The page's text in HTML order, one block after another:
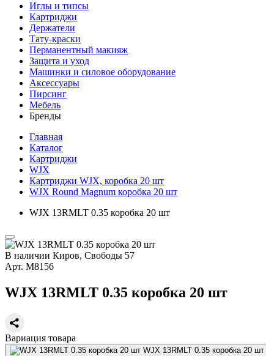
Иглы и типсы
Картриджи
Держатели
Тату-краски
Перманентный макияж
Защита и уход
Машинки и силовое оборудование
Аксессуары
Пирсинг
Мебель
Бренды
Главная
Каталог
Картриджи
WJX
Картриджи WJX, коробка 20 шт
WJX Round Magnum коробка 20 шт
WJX 13RMLT 0.35 коробка 20 шт
В наличии Киров, Свободы 57
Арт. М8156
WJX 13RMLT 0.35 коробка 20 шт
Вариация товара
WJX 13RMLT 0.35 коробка 20 шт